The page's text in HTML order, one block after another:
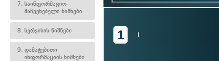
7. საინფორმაციო-
მაჩვენებელი ნიშნები
8. სერვისის ნიშნები
9. დამატებითი
ინფორმაციის ნიშნები
1 I